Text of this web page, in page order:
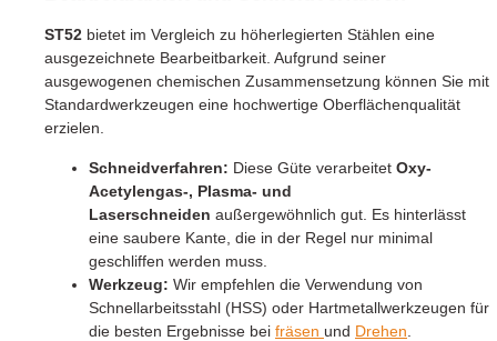
ST52 bietet im Vergleich zu höherlegierten Stählen eine
ausgezeichnete Bearbeitbarkeit. Aufgrund seiner
ausgewogenen chemischen Zusammensetzung können Sie mit
Standardwerkzeugen eine hochwertige Oberflächenqualität
erzielen.
Schneidverfahren: Diese Güte verarbeitet Oxy-
Acetylengas-, Plasma- und
Laserschneiden außergewöhnlich gut. Es hinterlässt
eine saubere Kante, die in der Regel nur minimal
geschliffen werden muss.
Werkzeug: Wir empfehlen die Verwendung von
Schnellarbeitsstahl (HSS) oder Hartmetallwerkzeugen für
die besten Ergebnisse bei fräsen und Drehen